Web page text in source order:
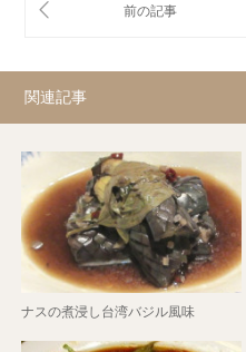
関連記事
ナスの煮浸し台湾バジル風味